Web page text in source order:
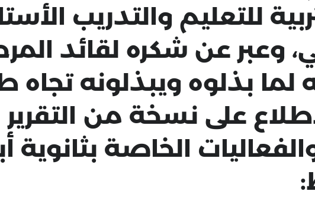
للتعليم والتدريب
وعبر عن شكره لقائد
بذلوه ويبذلونه تجاه
على نسخة من التقرير
الخاصة بثانوية